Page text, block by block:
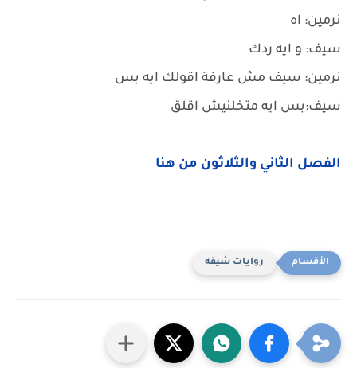
نرمين: اه
سيف: و ايه ردك
نرمين: سيف مش عارفة اقولك ايه بس
سيف:بس ايه متخلنيش اقلق
الفصل الثاني والثلاثون من هنا
روايات شيقه